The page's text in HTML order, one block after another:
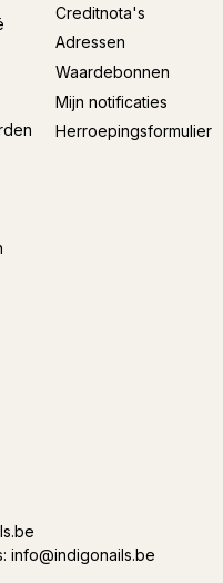
Creditnota's
Adressen
Waardebonnen
Mijn notificaties
Herroepingsformulier
info@indigonails.be